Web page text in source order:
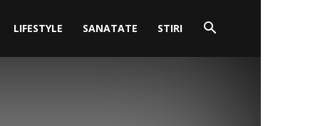
LIFESTYLE SANATATE STIRI